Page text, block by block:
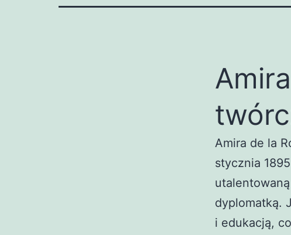
Amira de la
stycznia
dyplomatką.
i edukacją,